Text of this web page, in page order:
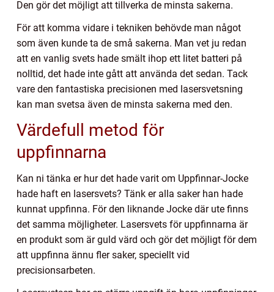
Den gör det möjligt att tillverka de minsta sakerna.
För att komma vidare i tekniken behövde man något
som även kunde ta de små sakerna. Man vet ju redan
att en vanlig svets hade smält ihop ett litet batteri på
nolltid, det hade inte gått att använda det sedan. Tack
vare den fantastiska precisionen med lasersvetsning
kan man svetsa även de minsta sakerna med den.
Värdefull metod för
uppfinnarna
Kan ni tänka er hur det hade varit om Uppfinnar-Jocke
hade haft en lasersvets? Tänk er alla saker han hade
kunnat uppfinna. För den liknande Jocke där ute finns
det samma möjligheter. Lasersvets för uppfinnarna är
en produkt som är guld värd och gör det möjligt för dem
att uppfinna ännu fler saker, speciellt vid
precisionsarbeten.